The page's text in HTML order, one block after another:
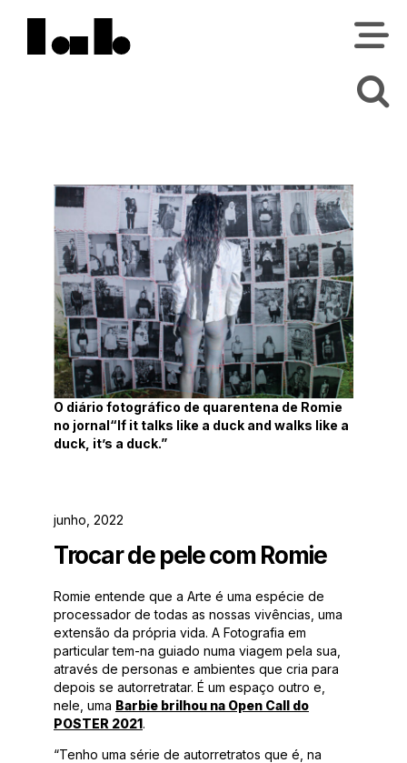
O diário fotográfico de quarentena de Romie
no jornal“If it talks like a duck and walks like a
duck, it’s a duck.”
junho, 2022
Trocar de pele com Romie
Romie entende que a Arte é uma espécie de
processador de todas as nossas vivências, uma
extensão da própria vida. A Fotografia em
particular tem-na guiado numa viagem pela sua,
através de personas e ambientes que cria para
depois se autorretratar. É um espaço outro e,
nele, uma Barbie brilhou na Open Call do
POSTER 2021.
“Tenho uma série de autorretratos que é, na